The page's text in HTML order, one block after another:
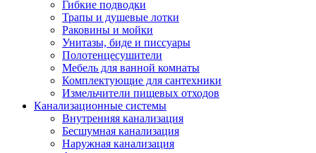
Гибкие подводки
Трапы и душевые лотки
Раковины и мойки
Унитазы, биде и писсуары
Полотенцесушители
Мебель для ванной комнаты
Комплектующие для сантехники
Измельчители пищевых отходов
Канализационные системы
Внутренняя канализация
Бесшумная канализация
Наружная канализация